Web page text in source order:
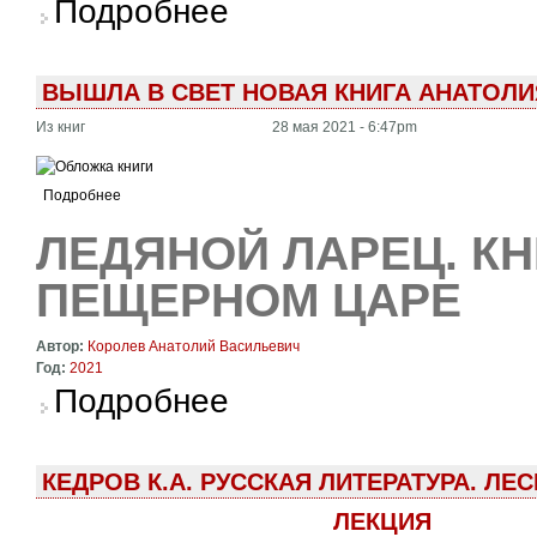
Подробнее
ВЫШЛА В СВЕТ НОВАЯ КНИГА
Из книг 28 мая 2021 - 6:47pm
Подробнее
ЛЕДЯНОЙ ЛАРЕЦ.
ПЕЩЕРНОМ ЦАРЕ
Автор: Королев Анатолий Васильевич
Год: 2021
Подробнее
КЕДРОВ К.А. РУССКАЯ ЛИТЕРАТУРА.
ЛЕКЦИЯ